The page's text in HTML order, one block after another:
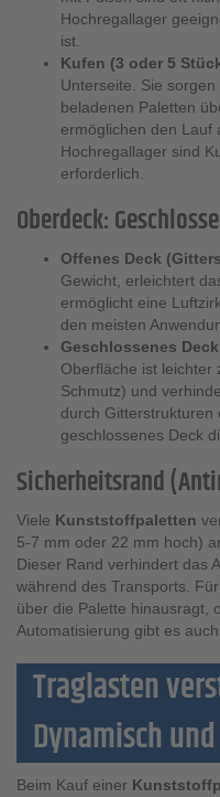
Hochregallager
ist.
Kufen (3 oder 5
Unterseite. Sie
beladenen Paletten
ermöglichen den Lauf
Hochregallager sind
erforderlich.
Oberdeck:
Offenes Deck
Gewicht, erleichtert
ermöglicht eine
den meisten
Geschlossenes Deck
Oberfläche ist leichter
Schmutz) und
durch Gitterstrukturen
geschlossenes Deck
Sicherheitsrand
Viele Kunststoffpaletten
5-7 mm oder 22 mm hoch)
Dieser Rand verhindert das
während des Transports.
über die Palette hinausragt,
Automatisierung gibt es
Traglasten
Dynamisch
Beim Kauf einer